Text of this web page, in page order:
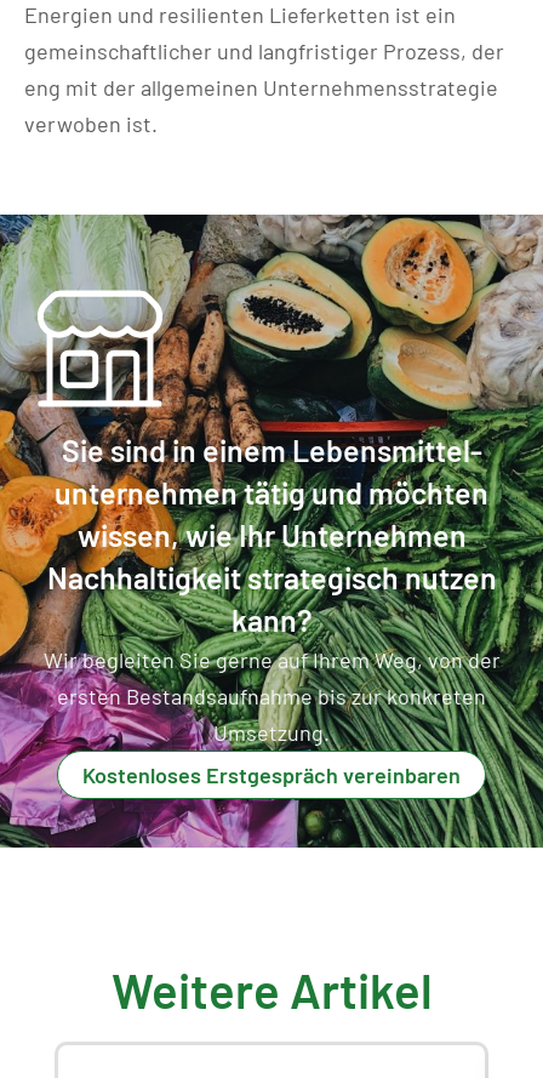
Energien und resilienten Lieferketten ist ein
gemeinschaftlicher und langfristiger Prozess, der
eng mit der allgemeinen Unternehmensstrategie
verwoben ist.
Sie sind in einem Lebensmittel­
unternehmen tätig und möchten
wissen, wie Ihr Unternehmen
Nachhaltigkeit strategisch nutzen
kann?
Wir begleiten Sie gerne auf Ihrem Weg, von der
ersten Bestandsaufnahme bis zur konkreten
Umsetzung.
Kostenloses Erstgespräch vereinbaren
Weitere Artikel